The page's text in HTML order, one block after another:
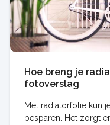
Hoe breng je
fotoverslag
Met radiatorfolie kun
besparen. Het zorgt